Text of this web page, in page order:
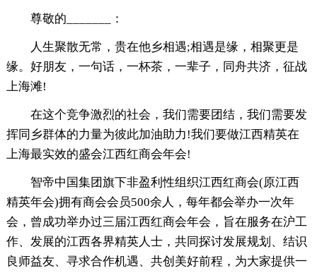
尊敬的_______：
人生聚散无常，贵在他乡相遇;相遇是缘，相聚更是
缘。好朋友，一句话，一杯茶，一辈子，同舟共济，征战
上海滩!
在这个竞争激烈的社会，我们需要团结，我们需要发
挥同乡群体的力量为彼此加油助力!我们要做江西精英在
上海最实效的盛会江西红商会年会!
智帝中国集团旗下非盈利性组织江西红商会(原江西
精英年会)拥有商会会员500余人，每年都会举办一次年
会，曾成功举办过三届江西红商会年会，旨在服务在沪工
作、发展的江西各界精英人士，共同探讨发展规划、结识
良师益友、寻求合作机遇、共创美好前程，为大家提供一